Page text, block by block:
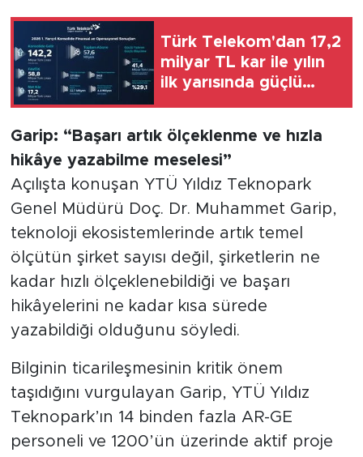
Türk Telekom'dan 17,2
milyar TL kar ile yılın
ilk yarısında güçlü
Garip: “Başarı artık ölçeklenme ve hızla
hikâye yazabilme meselesi”
Açılışta konuşan YTÜ Yıldız Teknopark
Genel Müdürü Doç. Dr. Muhammet Garip,
teknoloji ekosistemlerinde artık temel
ölçütün şirket sayısı değil, şirketlerin ne
kadar hızlı ölçeklenebildiği ve başarı
hikâyelerini ne kadar kısa sürede
yazabildiği olduğunu söyledi.
Bilginin ticarileşmesinin kritik önem
taşıdığını vurgulayan Garip, YTÜ Yıldız
Teknopark’ın 14 binden fazla AR-GE
personeli ve 1200’ün üzerinde aktif proje